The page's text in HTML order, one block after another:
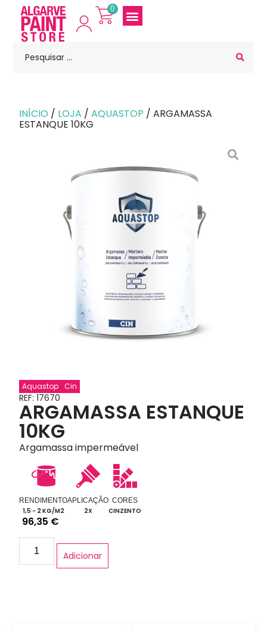
0
INÍCIO / LOJA /AQUASTOP / ARGAMASSA
ESTANQUE 10KG
Aquastop Cin
REF: 17670
ARGAMASSA ESTANQUE
10KG
Argamassa impermeável
RENDIMENTO
1,5 - 2 KG/M2
APLICAÇÃO
2X
CORES
CINZENTO
96,35 €
Adicionar